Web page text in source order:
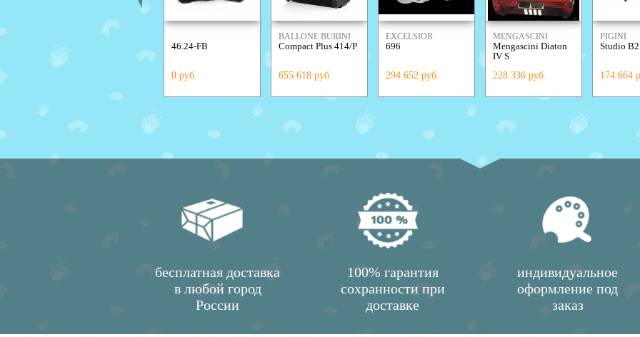
46.24-FB
0 руб.
BALLONE BURINI
Compact Plus 414/Р
655 618 руб.
EXCELSIOR
696
294 652 руб.
MENGASCINI
Mengascini Diaton
IV S
228 336 руб.
PIGINI
Studio B2
174 664
бесплатная доставка
в любой город
России
100% гарантия
сохранности при
доставке
индивидуальное
оформление под
заказ